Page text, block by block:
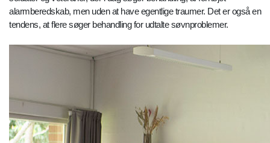
alarmberedskab, men uden at have egentlige traumer. Det er også en
tendens, at flere søger behandling for udtalte søvnproblemer.